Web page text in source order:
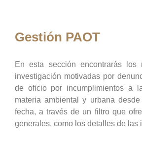
Gestión PAOT
En esta sección encontrarás los
investigación motivadas por
de oficio por incumplimientos a
materia ambiental y urbana
fecha, a través de un filtro que
generales, como los detalles de las